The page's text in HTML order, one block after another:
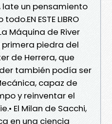
late un pensamiento
ESTE LIBRO
La Máquina de River
primera piedra del
de Herrera, que
también podía ser
capaz de
y reinventar el
El Milan de Sacchi,
en una ciencia